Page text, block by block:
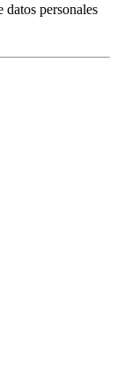
datos personales